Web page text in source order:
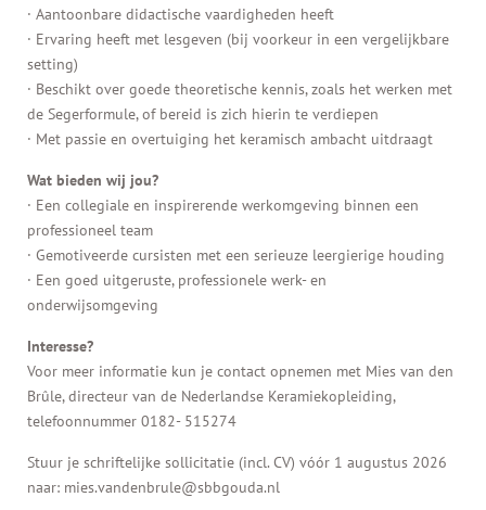
· Aantoonbare didactische vaardigheden heeft
· Ervaring heeft met lesgeven (bij voorkeur in een vergelijkbare
setting)
· Beschikt over goede theoretische kennis, zoals het werken met
de Segerformule, of bereid is zich hierin te verdiepen
· Met passie en overtuiging het keramisch ambacht uitdraagt
Wat bieden wij jou?
· Een collegiale en inspirerende werkomgeving binnen een
professioneel team
· Gemotiveerde cursisten met een serieuze leergierige houding
· Een goed uitgeruste, professionele werk- en
onderwijsomgeving
Interesse?
Voor meer informatie kun je contact opnemen met Mies van den
Brûle, directeur van de Nederlandse Keramiekopleiding,
telefoonnummer 0182- 515274
Stuur je schriftelijke sollicitatie (incl. CV) vóór 1 augustus 2026
naar: mies.vandenbrule@sbbgouda.nl